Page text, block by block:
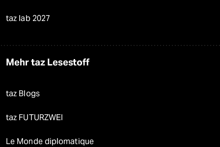
taz lab 2027
Mehr taz Lesestoff
taz Blogs
taz FUTURZWEI
Le Monde diplomatique